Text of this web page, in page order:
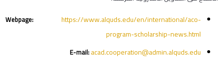
Webpage:
https://www.alquds.edu/en/international/aco-
program-scholarship-news.html
E-mail:acad.cooperation@admin.alquds.edu